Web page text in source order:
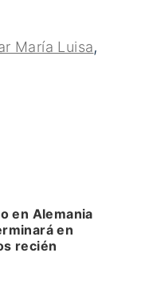
María Luisa,
en Alemania
en
recién